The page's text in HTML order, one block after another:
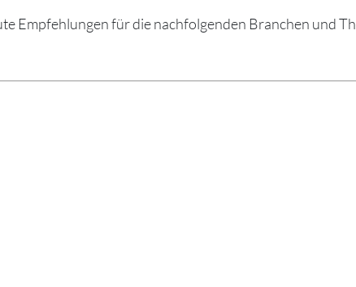
Empfehlungen für die nachfolgenden Branchen und